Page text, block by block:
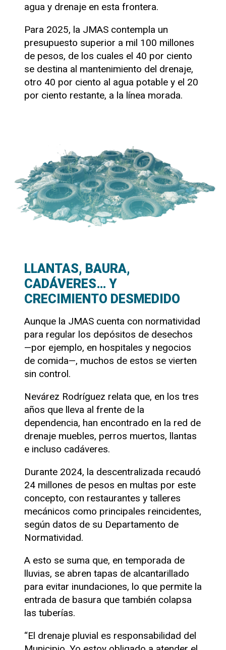
agua y drenaje en esta frontera.
Para 2025, la JMAS contempla un
presupuesto superior a mil 100 millones
de pesos, de los cuales el 40 por ciento
se destina al mantenimiento del drenaje,
otro 40 por ciento al agua potable y el 20
por ciento restante, a la línea morada.
LLANTAS, BAURA,
CADÁVERES… Y
CRECIMIENTO DESMEDIDO
Aunque la JMAS cuenta con normatividad
para regular los depósitos de desechos
—por ejemplo, en hospitales y negocios
de comida—, muchos de estos se vierten
sin control.
Nevárez Rodríguez relata que, en los tres
años que lleva al frente de la
dependencia, han encontrado en la red de
drenaje muebles, perros muertos, llantas
e incluso cadáveres.
Durante 2024, la descentralizada recaudó
24 millones de pesos en multas por este
concepto, con restaurantes y talleres
mecánicos como principales reincidentes,
según datos de su Departamento de
Normatividad.
A esto se suma que, en temporada de
lluvias, se abren tapas de alcantarillado
para evitar inundaciones, lo que permite la
entrada de basura que también colapsa
las tuberías.
“El drenaje pluvial es responsabilidad del